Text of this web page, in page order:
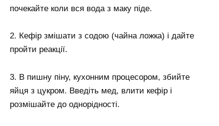
почекайте коли вся вода з маку піде.
2. Кефір змішати з содою (чайна ложка) і дайте
пройти реакції.
3. В пишну піну, кухонним процесором, збийте
яйця з цукром. Введіть мед, влити кефір і
розмішайте до однорідності.